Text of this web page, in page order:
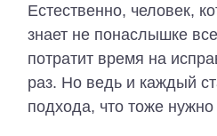
Естественно, человек,
знает не понаслышке
потратит время на
раз. Но ведь и каждый
подхода, что тоже нужно